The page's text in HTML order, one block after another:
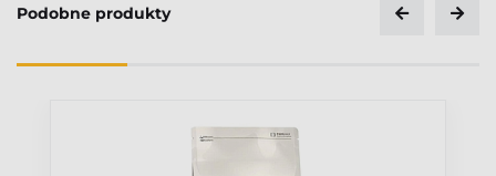
Typ produktu
Podobne produkty